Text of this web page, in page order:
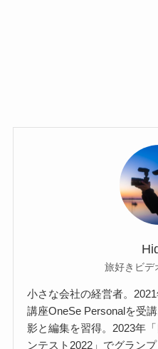
旅好きビデ
小さな会社の経営者。
講座OneSe Personalを受
影と編集を習得。2023年
ンテスト2022」でグラン